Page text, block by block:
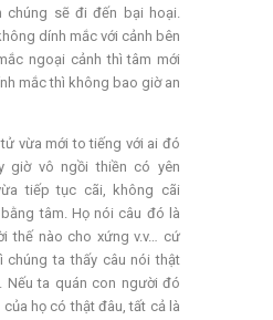
chúng sẽ đi đến bại hoại.
dính mắc với cảnh bên
ngoại cảnh thì tâm mới
mắc thì không bao giờ an
vừa mới to tiếng với ai đó
giờ vô ngồi thiền có yên
tiếp tục cãi, không cãi
tâm. Họ nói câu đó là
thế nào cho xứng v.v… cứ
chúng ta thấy câu nói thật
Nếu ta quán con người đó
họ có thật đâu, tất cả là